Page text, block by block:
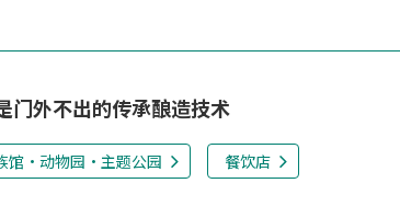
门外不出的传承酿造技术
馆・动物园・主题公园 餐饮店